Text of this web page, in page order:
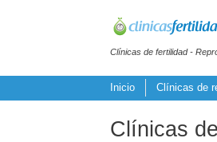
Clínicas de fertilidad -
Inicio Clínicas de
Clínicas